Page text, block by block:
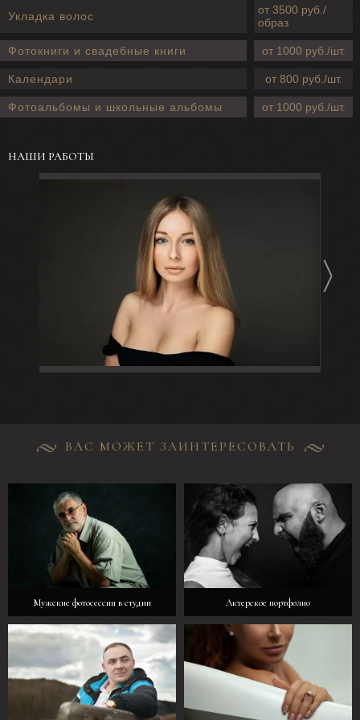
Укладка волос
от 3500 руб./
образ
Фотокниги и свадебные книги от 1000 руб./шт.
Календари от 800 руб./шт.
Фотоальбомы и школьные альбомы от 1000 руб./шт.
НАШИ РАБОТЫ
ВАС МОЖЕТ ЗАИНТЕРЕСОВАТЬ
Мужские фотосессии в студии Актерское портфолио